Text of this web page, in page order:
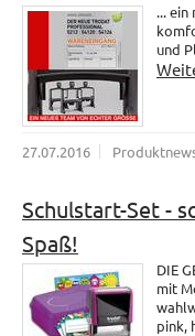
...
und
27.07.2016
Schulstart-Set -
Spaß!
DIE
mit
pink,